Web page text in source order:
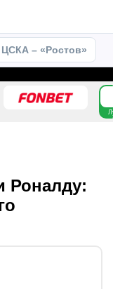
ЦСКА – «Ростов»
Роналду: